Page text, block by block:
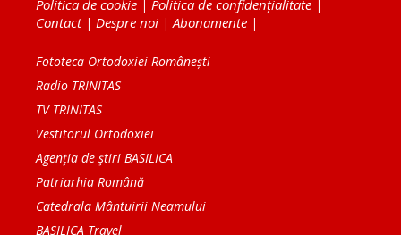
Politica de cookie | Politica de confidențialitate |
Contact| Despre noi |Abonamente |
Fototeca Ortodoxiei Românești
Radio TRINITAS
TV TRINITAS
Vestitorul Ortodoxiei
Agenţia de ştiri BASILICA
Patriarhia Română
Catedrala Mântuirii Neamului
BASILICA Travel